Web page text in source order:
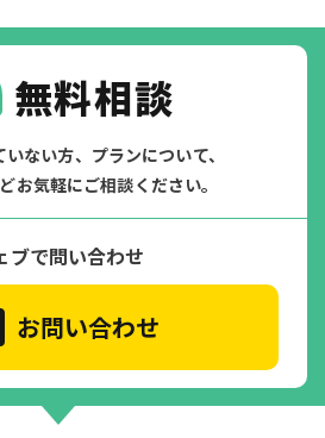
無料相談
ない方、プランについて、
お気軽にご相談ください。
ブで問い合わせ
お問い合わせ